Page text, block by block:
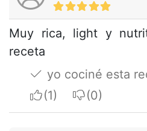
Muy rica, light y
receta
yo cociné esta
I apreciateI do not